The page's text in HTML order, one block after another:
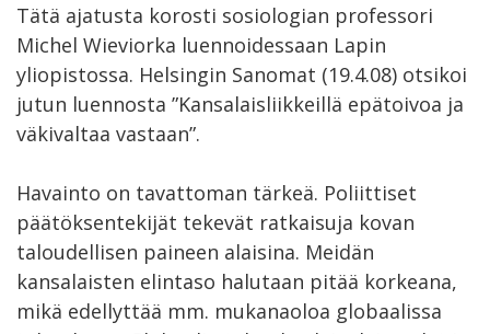
Tätä ajatusta korosti sosiologian professori
Michel Wieviorka luennoidessaan Lapin
yliopistossa. Helsingin Sanomat (19.4.08) otsikoi
jutun luennosta ”Kansalaisliikkeillä epätoivoa ja
väkivaltaa vastaan”.
Havainto on tavattoman tärkeä. Poliittiset
päätöksentekijät tekevät ratkaisuja kovan
taloudellisen paineen alaisina. Meidän
kansalaisten elintaso halutaan pitää korkeana,
mikä edellyttää mm. mukanaoloa globaalissa